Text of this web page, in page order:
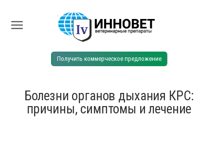
Получить коммерческое предложение
Болезни органов дыхания КРС:
причины, симптомы и лечение